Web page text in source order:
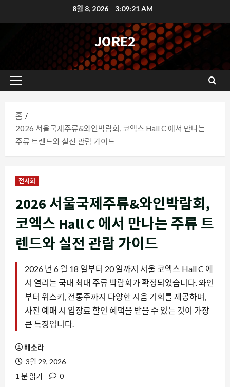
텐
가
8월 8, 2026 3:09:22 AM
JORE2
기
메
뉴
홈
2026 서울국제주류&와인박람회, 코엑스 Hall C 에서 만나는
주류 트렌드와 실전 관람 가이드
전시회
2026 서울국제주류&와인박람회,
코엑스 Hall C 에서 만나는 주류 트
렌드와 실전 관람 가이드
2026 년 6 월 18 일부터 20 일까지 서울 코엑스 Hall C 에
서 열리는 국내 최대 주류 박람회가 확정되었습니다. 와인
부터 위스키, 전통주까지 다양한 시음 기회를 제공하며,
사전 예매 시 입장료 할인 혜택을 받을 수 있는 것이 가장
큰 특징입니다.
배소라
3월 29, 2026
1 분 읽기
0